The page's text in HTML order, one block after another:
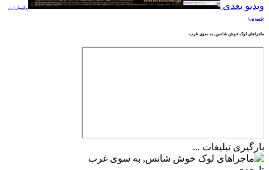
ویدیو بعدی وکسیل (زن
جاسوس)
ماجراهای لوک خوش شانس, به سوی غرب
بارگیری تبلیغات ...